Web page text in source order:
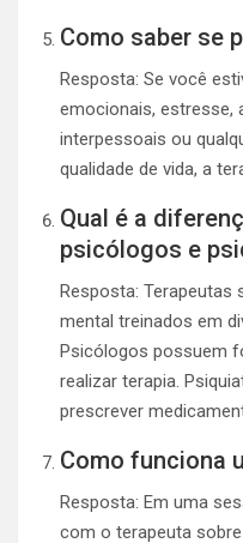
Como saber se
Resposta: Se você
emocionais, estresse,
interpessoais ou
qualidade de vida, a
Qual é a
psicólogos e
Resposta: Terapeutas
mental treinados em
Psicólogos possuem
realizar terapia.
prescrever
Como funciona
Resposta: Em uma
com o terapeuta